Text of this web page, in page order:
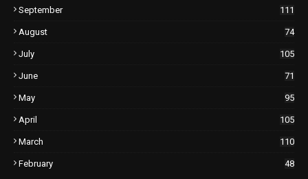
September 111
August 74
July 105
June 71
May 95
April 105
March 110
February 48